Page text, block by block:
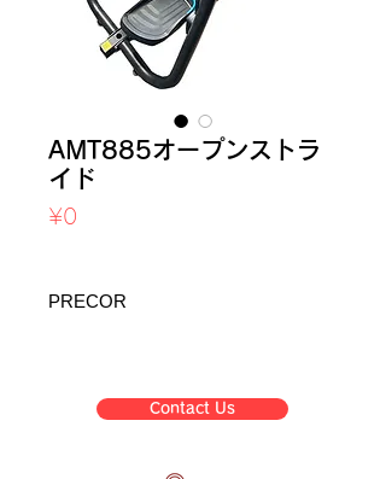
AMT885オープンストラ
イド
¥0
PRECOR
Contact Us